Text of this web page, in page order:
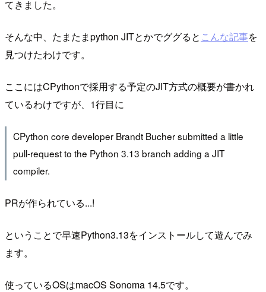
てきました。
そんな中、たまたまpython JITとかでググると こんな記事を
見つけたわけです。
ここにはCPythonで採用する予定のJIT方式の概要が書かれ
ているわけですが、1行目に
CPython core developer Brandt Bucher submitted a little
pull-request to the Python 3.13 branch adding a JIT
compiler.
PRが作られている...!
ということで早速Python3.13をインストールして遊んでみ
ます。
使っているOSはmacOS Sonoma 14.5です。